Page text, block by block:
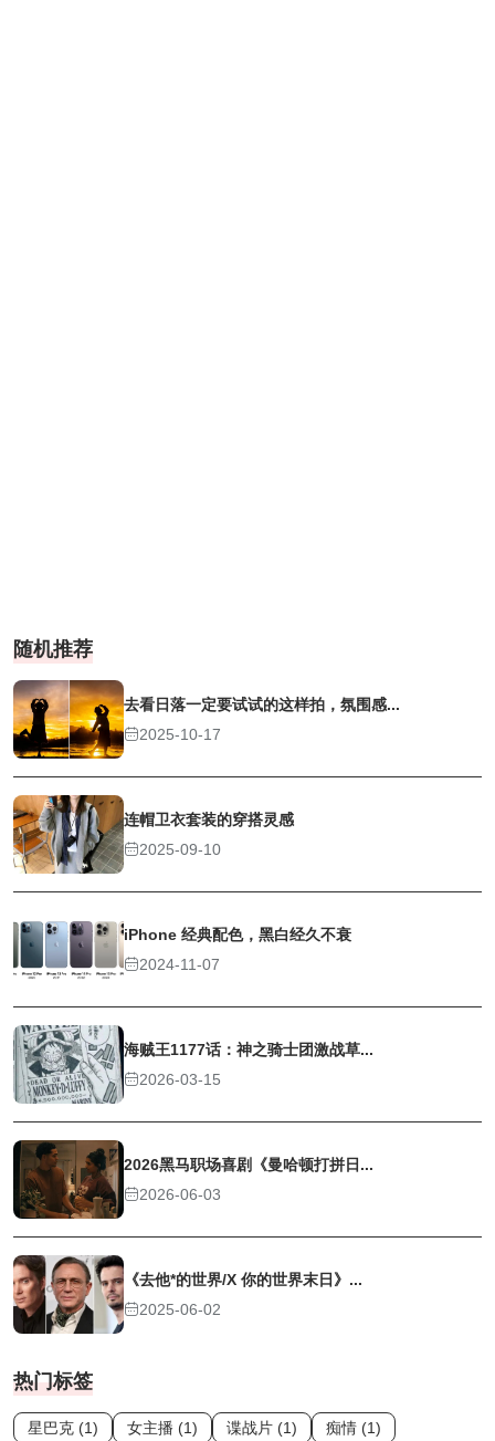
随机推荐
去看日落一定要试试的这样拍，氛围感...
2025-10-17
连帽卫衣套装的穿搭灵感
2025-09-10
iPhone 经典配色，黑白经久不衰
2024-11-07
海贼王1177话：神之骑士团激战草...
2026-03-15
2026黑马职场喜剧《曼哈顿打拼日...
2026-06-03
《去他*的世界/X 你的世界末日》...
2025-06-02
热门标签
星巴克 (1) 女主播 (1) 谍战片 (1)
痴情 (1)